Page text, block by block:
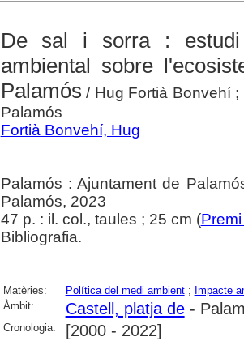
De sal i sorra :
ambiental sobre
Palamós / Hug Fortià Bonvehí
Palamós
Fortià Bonvehí, Hug
Palamós : Ajuntament de
Palamós, 2023
47 p. : il. col., taules ; 25 cm (
Bibliografia.
Matèries: Política del medi ambient; Impacte
Àmbit:
Castell, platja de-
Cronologia: [2000 - 2022]